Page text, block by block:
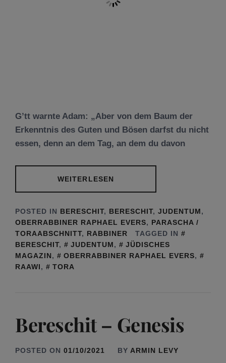
G’tt warnte Adam: „Aber von dem Baum der
Erkenntnis des Guten und Bösen darfst du nicht
essen, denn an dem Tag, an dem du davon
WEITERLESEN
POSTED IN BERESCHIT, BERESCHIT, JUDENTUM,
OBERRABBINER RAPHAEL EVERS, PARASCHA /
TORAABSCHNITT, RABBINER
TAGGED IN
BERESCHIT, JUDENTUM,
JÜDISCHES
MAGAZIN, OBERRABBINER RAPHAEL EVERS,
RAAWI, TORA
Bereschit – Genesis
POSTED ON 01/10/2021 BY ARMIN LEVY